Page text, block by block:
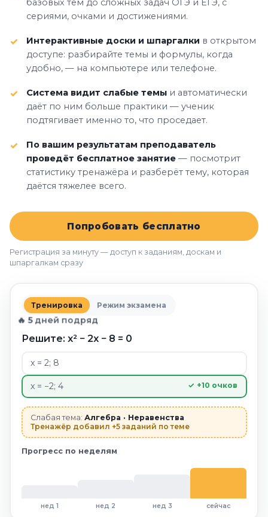
Тренировка Режим экзамена
🔥5 дней подряд
Решите: x² − 2x − 8 = 0
x = 2; 8
x = −2; 4 ✓ +10 очков
Слабая тема: Алгебра · Неравенства
Тренажёр добавил +5 заданий по теме
Прогресс по неделям
нед 1 нед 2 нед 3 сейчас
базовых тем до сложных задач ОГЭ и ЕГЭ, с
сериями, очками и достижениями.
Интерактивные доски и шпаргалки в открытом
доступе: разбирайте темы и формулы, когда
удобно, — на компьютере или телефоне.
Система видит слабые темы и автоматически
даёт по ним больше практики — ученик
подтягивает именно то, что проседает.
По вашим результатам преподаватель
проведёт бесплатное занятие — посмотрит
статистику тренажёра и разберёт тему, которая
даётся тяжелее всего.
Попробовать бесплатно
Регистрация за минуту — доступ к заданиям, доскам и
шпаргалкам сразу